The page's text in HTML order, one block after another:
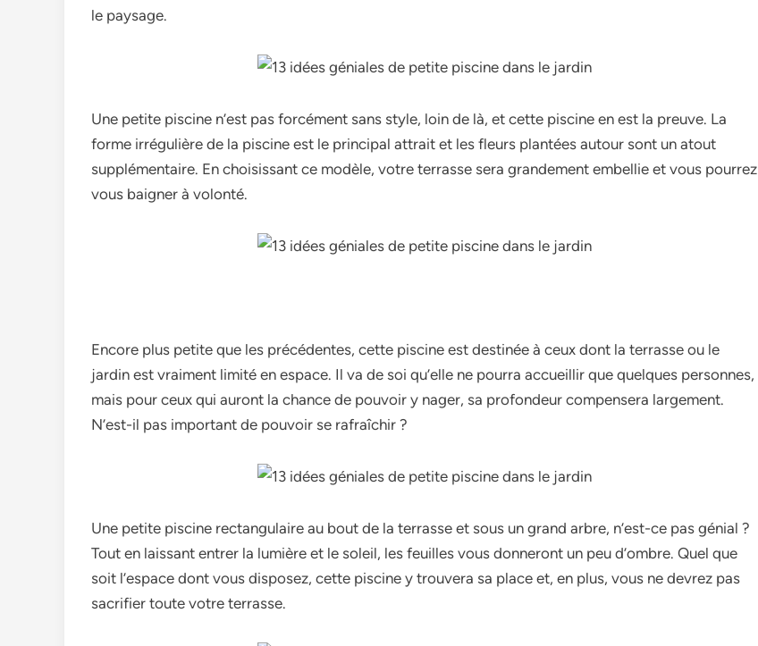
le paysage.
Une petite piscine n’est pas forcément sans style, loin de là, et cette piscine en est la preuve. La
forme irrégulière de la piscine est le principal attrait et les fleurs plantées autour sont un atout
supplémentaire. En choisissant ce modèle, votre terrasse sera grandement embellie et vous pourrez
vous baigner à volonté.
Encore plus petite que les précédentes, cette piscine est destinée à ceux dont la terrasse ou le
jardin est vraiment limité en espace. Il va de soi qu’elle ne pourra accueillir que quelques personnes,
mais pour ceux qui auront la chance de pouvoir y nager, sa profondeur compensera largement.
N’est-il pas important de pouvoir se rafraîchir ?
Une petite piscine rectangulaire au bout de la terrasse et sous un grand arbre, n’est-ce pas génial ?
Tout en laissant entrer la lumière et le soleil, les feuilles vous donneront un peu d’ombre. Quel que
soit l’espace dont vous disposez, cette piscine y trouvera sa place et, en plus, vous ne devrez pas
sacrifier toute votre terrasse.